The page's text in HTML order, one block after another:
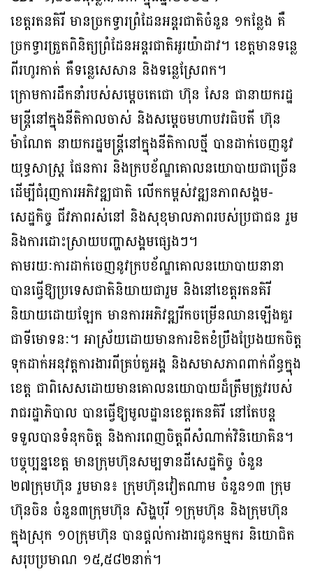
ខេត្តរតនគិរី មានច្រកទ្វារព្រំដែនអន្តរជាតិចំនួន ១កន្លែង គឺ
ច្រកទ្វារត្រួតពិនិត្យព្រំដែន​អន្តរជាតិ​អូរយ៉ាដាវ។ ខេត្តមានទន្លេ
ពីរហូរកាត់ គឺទន្លេសេសាន និងទន្លេស្រែពក។
ក្រោមការដឹកនាំរបស់សម្តេចតេជោ ហ៊ុន សែន ជានាយករដ្ឋ
មន្ត្រីនៅក្នុងនីតិកាលចាស់ និង​សម្តេចមហាបវរធិបតី ហ៊ុន
ម៉ាណែត នាយករដ្ឋមន្ត្រីនៅក្នុងនីតិកាលថ្មី បានដាក់ចេញ​នូវ​
យុទ្ធសាស្ត្រ ផែនការ និងក្របខ័ណ្ឌគោលនយោបាយជាច្រើន
ដើម្បីជំរុញការអភិវឌ្ឍជាតិ លើកកម្ពស់វឌ្ឍនភាពសង្គម-
សេដ្ឋកិច្ច ជីវភាពរស់នៅ និងសុខុមាលភាពរបស់ប្រជាជន រួម
និង​ការ​ដោះស្រាយបញ្ហាសង្គមផ្សេងៗ។
តាមរយៈការដាក់ចេញនូវក្របខ័ណ្ឌគោលនយោបាយនានា
បានធ្វើឱ្យ​ប្រទេសជាតិ​និយាយ​ជារួម និងនៅខេត្តរតនគិរី
និយាយដោយឡែក មានការអភិវឌ្ឍរីកចម្រើនឈានឡើងគួរ
ជាទី​មោទនៈ។ អាស្រ័យដោយមានការខិតខំប្រឹងប្រែងយកចិត្ត
ទុកដាក់អនុវត្តការងារពីគ្រប់តួអង្គ និងសមាសភាពពាក់ព័ន្ធក្នុង
ខេត្ត ជាពិសេសដោយមានគោលនយោបាយដ៏ត្រឹមត្រូវ​របស់​
រាជ​រដ្ឋាភិបាល បានធ្វើឱ្យមូលដ្ឋានខេត្តរតនគិរី នៅតែបន្ត
ទទួលបានទំនុកចិត្ត និងការពេញ​ចិត្ត​ពី​សំណាក់វិនិយោគិន។
បច្ចុប្បន្នខេត្ត មានក្រុមហ៊ុនសម្បទានដីសេដ្ឋកិច្ច ចំនួន
២៧ក្រុមហ៊ុន រួមមាន៖ ក្រុមហ៊ុន​វៀត​ណាម ចំនួន១៣ ក្រុម
ហ៊ុនចិន ចំនួន៣ក្រុមហ៊ុន សិង្ហបុរី ១ក្រុមហ៊ុន និងក្រុមហ៊ុន
ក្នុងស្រុក ១០ក្រុមហ៊ុន បានផ្តល់ការងារជូនកម្មករ និយោជិត
សរុបប្រមាណ ១៥,៥៨២នាក់។